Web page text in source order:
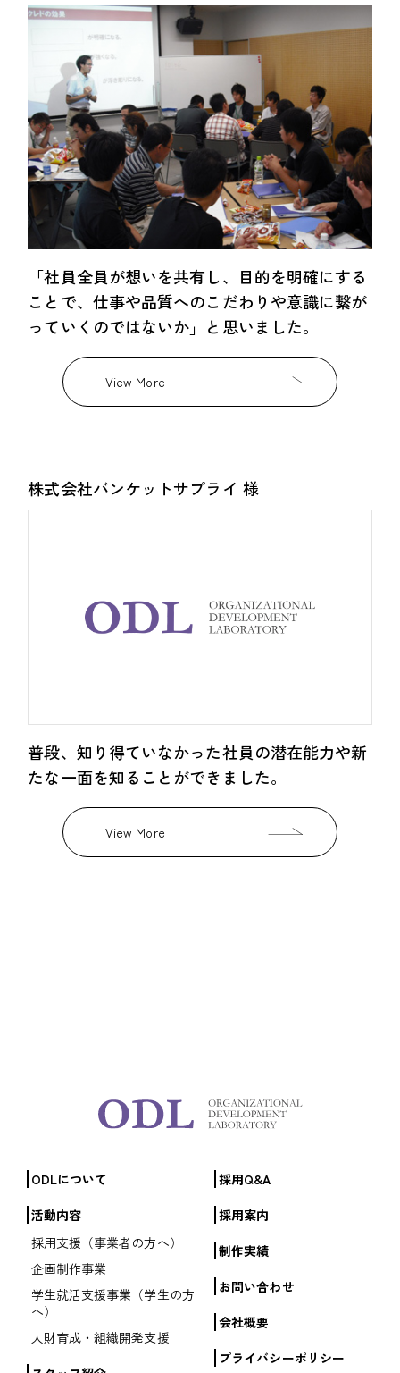
「社員全員が想いを共有し、目的を明確にする
ことで、仕事や品質へのこだわりや意識に繋が
っていくのではないか」と思いました。
View More
株式会社バンケットサプライ 様
普段、知り得ていなかった社員の潜在能力や新
たな一面を知ることができました。
View More
ODLについて
活動内容
採用支援（事業者の方へ）
企画制作事業
学生就活支援事業（学生の方
へ）
人財育成・組織開発支援
採用Q&A
採用案内
制作実績
お問い合わせ
会社概要
プライバシーポリシー